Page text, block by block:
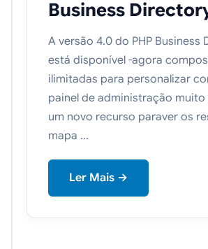
Business
A versão 4.0 do PHP Business
está disponível -agora
ilimitadas para personalizar
painel de administração muito
um novo recurso paraver os
mapa ...
Ler Mais →